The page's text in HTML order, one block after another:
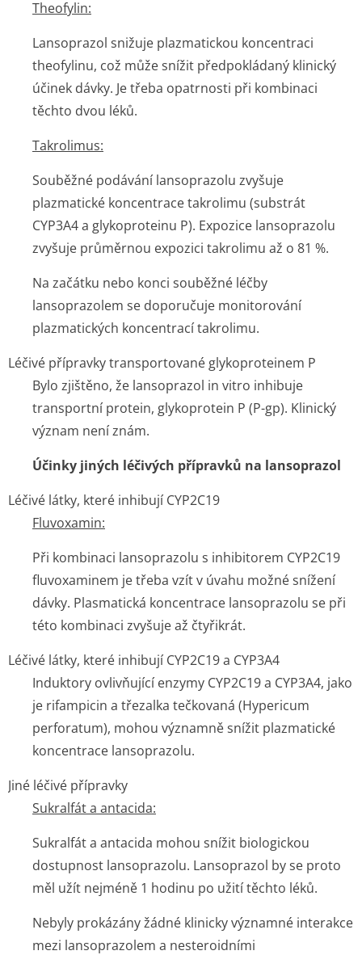
Theofylin:
Lansoprazol snižuje plazmatickou koncentraci
theofylinu, což může snížit předpokládaný klinický
účinek dávky. Je třeba opatrnosti při kombinaci
těchto dvou léků.
Takrolimus:
Souběžné podávání lansoprazolu zvyšuje
plazmatické koncentrace takrolimu (substrát
CYP3A4 a glykoproteinu P). Expozice lansoprazolu
zvyšuje průměrnou expozici takrolimu až o 81 %.
Na začátku nebo konci souběžné léčby
lansoprazolem se doporučuje monitorování
plazmatických koncentrací takrolimu.
Léčivé přípravky transportované glykoproteinem P
Bylo zjištěno, že lansoprazol in vitro inhibuje
transportní protein, glykoprotein P (P-gp). Klinický
význam není znám.
Účinky jiných léčivých přípravků na lansoprazol
Léčivé látky, které inhibují CYP2C19
Fluvoxamin:
Při kombinaci lansoprazolu s inhibitorem CYP2C19
fluvoxaminem je třeba vzít v úvahu možné snížení
dávky. Plasmatická koncentrace lansoprazolu se při
této kombinaci zvyšuje až čtyřikrát.
Léčivé látky, které inhibují CYP2C19 a CYP3A4
Induktory ovlivňující enzymy CYP2C19 a CYP3A4, jako
je rifampicin a třezalka tečkovaná (Hypericum
perforatum), mohou významně snížit plazmatické
koncentrace lansoprazolu.
Jiné léčivé přípravky
Sukralfát a antacida:
Sukralfát a antacida mohou snížit biologickou
dostupnost lansoprazolu. Lansoprazol by se proto
měl užít nejméně 1 hodinu po užití těchto léků.
Nebyly prokázány žádné klinicky významné interakce
mezi lansoprazolem a nesteroidními